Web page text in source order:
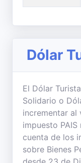
Dólar
El Dólar
Solidario o
incrementar al
impuesto
cuenta de los
sobre Bienes